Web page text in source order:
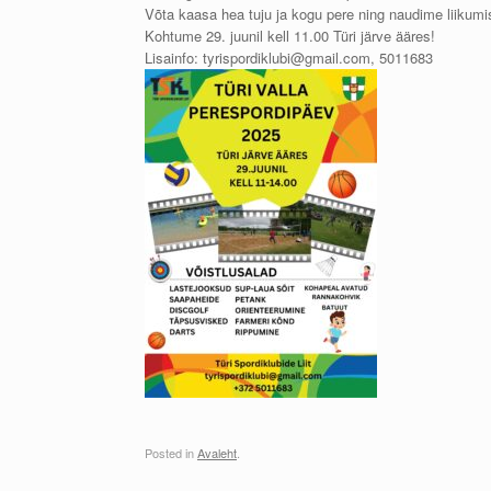
Võta kaasa hea tuju ja kogu pere ning naudime
Kohtume 29. juunil kell 11.00 Türi järve ääres!
Lisainfo: tyrispordiklubi@gmail.com, 5011683
Posted inAvaleht.